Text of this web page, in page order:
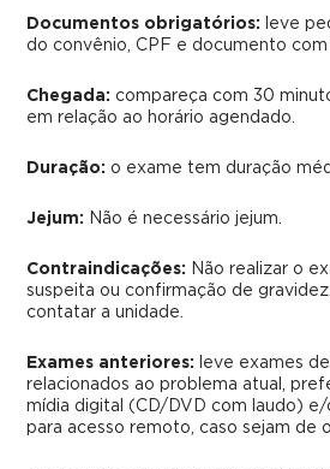
Documentos obrigatórios:
leve
do convênio, CPF e documento
Chegada: compareça com 30
em relação ao horário agendado.
Duração: o exame tem duração
Jejum: Não é necessário jejum.
Contraindicações: Não realizar o
suspeita ou confirmação de
contatar a unidade.
Exames anteriores:
leve exames
relacionados ao problema atual,
mídia digital (CD/DVD com laudo) e/
para acesso remoto, caso sejam de